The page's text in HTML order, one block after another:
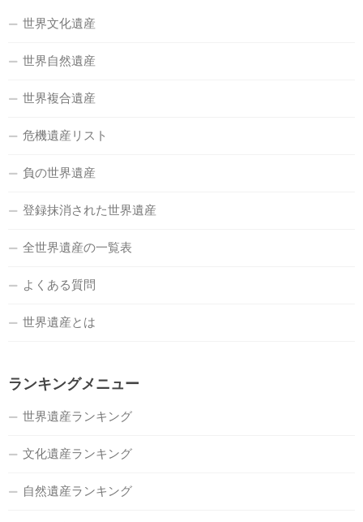
世界文化遺産
世界自然遺産
世界複合遺産
危機遺産リスト
負の世界遺産
登録抹消された世界遺産
全世界遺産の一覧表
よくある質問
世界遺産とは
ランキングメニュー
世界遺産ランキング
文化遺産ランキング
自然遺産ランキング